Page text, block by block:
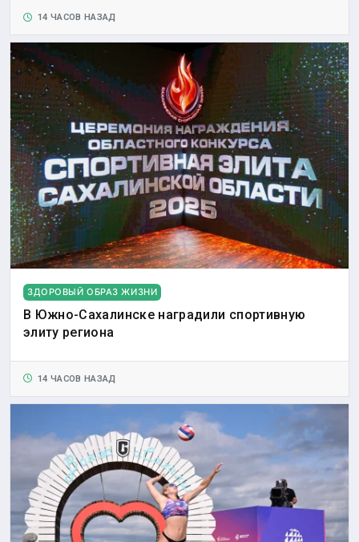
14 ЧАСОВ НАЗАД
ЗДОРОВЫЙ ОБРАЗ ЖИЗНИ
В Южно-Сахалинске наградили спортивную
элиту региона
14 ЧАСОВ НАЗАД